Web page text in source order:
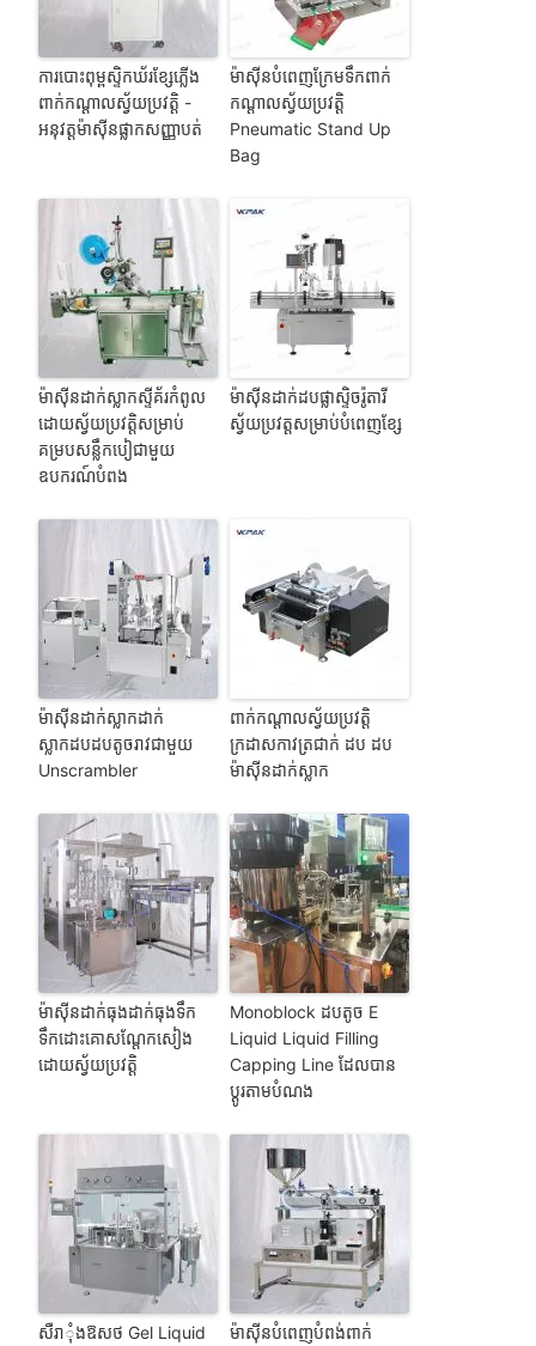
ការបោះពុម្ពស្ទិកឃ័រខ្សែភ្លើង
ពាក់កណ្តាលស្វ័យប្រវត្តិ -
អនុវត្តម៉ាស៊ីនផ្លាកសញ្ញាបត់
ម៉ាស៊ីនបំពេញក្រែមទឹកពាក់
កណ្តាលស្វ័យប្រវត្តិ
Pneumatic Stand Up
Bag
ម៉ាស៊ីនដាក់ស្លាកស្ទីគ័រកំពូល
ដោយស្វ័យប្រវត្តិសម្រាប់
គម្របសន្លឹកបៀជាមួយ
ឧបករណ៍បំពង
ម៉ាស៊ីនដាក់ដបផ្លាស្ទិចរ៉ូតារី
ស្វ័យប្រវត្តសម្រាប់បំពេញខ្សែ
ម៉ាស៊ីនដាក់ស្លាកដាក់
ស្លាកដបដបតូចរាវជាមួយ
Unscrambler
ពាក់កណ្តាលស្វ័យប្រវត្តិ
ក្រដាសកាវត្រជាក់ ដប ដប
ម៉ាស៊ីនដាក់ស្លាក
ម៉ាស៊ីនដាក់ធុងដាក់ធុងទឹក
ទឹកដោះគោសណ្តែកសៀង
ដោយស្វ័យប្រវត្តិ
Monoblock ដបតូច E
Liquid Liquid Filling
Capping Line ដែលបាន
ប្ដូរតាមបំណង
សឺរាុំងឱសថ Gel Liquid
ម៉ាស៊ីនបំពេញបំពង់ពាក់